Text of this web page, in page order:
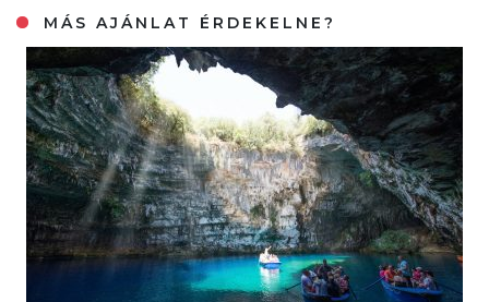
MÁS AJÁNLAT ÉRDEKELNE?